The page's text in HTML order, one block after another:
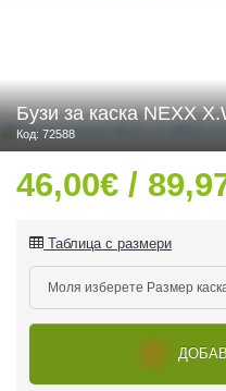
Бузи за каска NEXX
Код: 72588
46,00€ /
Таблица с размери